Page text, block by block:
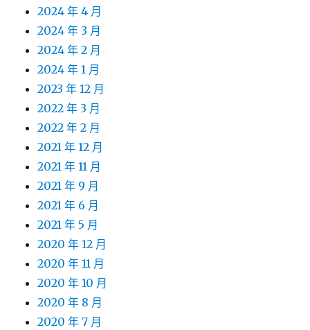
2024 年 4 月
2024 年 3 月
2024 年 2 月
2024 年 1 月
2023 年 12 月
2022 年 3 月
2022 年 2 月
2021 年 12 月
2021 年 11 月
2021 年 9 月
2021 年 6 月
2021 年 5 月
2020 年 12 月
2020 年 11 月
2020 年 10 月
2020 年 8 月
2020 年 7 月